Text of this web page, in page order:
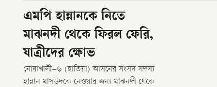
এমপি হান্নানকে নিতে
মাঝনদী থেকে ফিরল ফেরি,
যাত্রীদের ক্ষোভ
নোয়াখালী–৬ (হাতিয়া) আসনের সংসদ সদস্য
হান্নান মাসউদকে নেওয়ার জন্য মাঝনদী থেকে